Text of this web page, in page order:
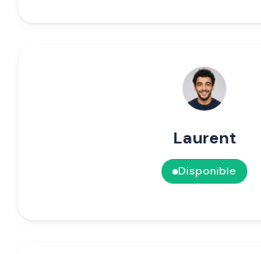
Laurent
Disponible